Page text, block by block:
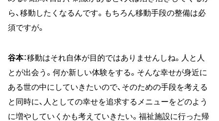
ら、移動したくなるんです。もちろん移動手段の整備は必
須ですが。
谷本：移動はそれ自体が目的ではありませんしね。人と人
とが出会う。何か新しい体験をする。そんな幸せが身近に
ある世の中にしていきたいので、そのための手段を考える
と同時に、人としての幸せを追求するメニューをどのよう
に増やしていくかも考えていきたい。福祉施設に行った帰